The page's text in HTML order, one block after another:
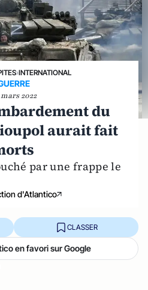
›INTERNATIONAL
mars 2022
du
aurait fait
par une frappe le
d'Atlantico
CLASSER
en favori sur Google